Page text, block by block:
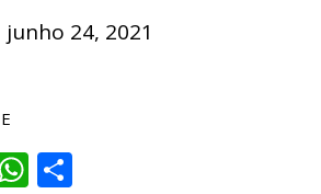
24, 2021
WhatsApp